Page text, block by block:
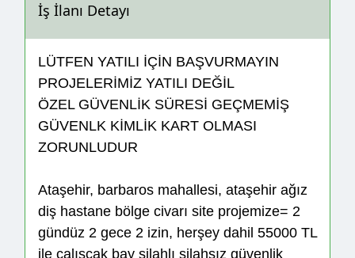
İş İlanı Detayı
LÜTFEN YATILI İÇİN BAŞVURMAYIN
PROJELERİMİZ YATILI DEĞİL
ÖZEL GÜVENLİK SÜRESİ GEÇMEMİŞ
GÜVENLK KİMLİK KART OLMASI
ZORUNLUDUR
Ataşehir, barbaros mahallesi, ataşehir ağız
diş hastane bölge civarı site projemize= 2
gündüz 2 gece 2 izin, herşey dahil 55000 TL
ile çalışcak bay silahlı silahsız güvenlik